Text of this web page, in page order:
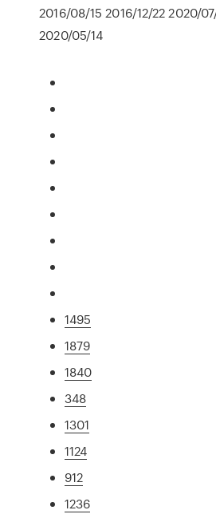
2016/08/15 2016/12/22 2020/
2020/05/14
1495
1879
1840
348
1301
1124
912
1236